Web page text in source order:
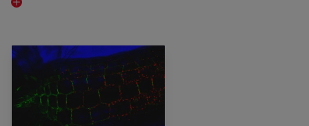
Read article